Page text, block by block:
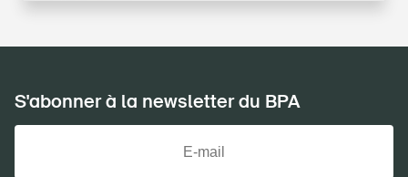
S'abonner à la newsletter du BPA